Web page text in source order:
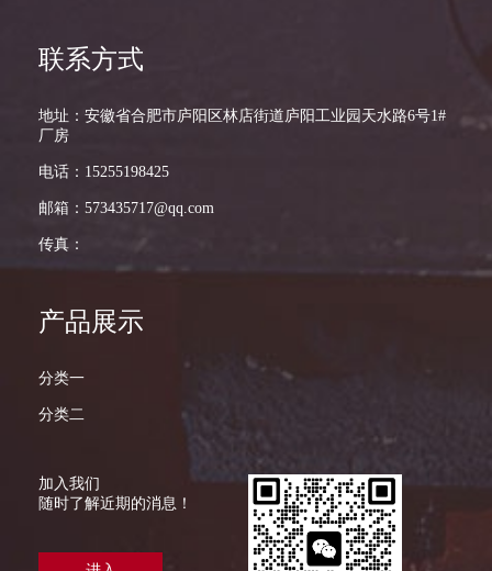
联系方式
地址：安徽省合肥市庐阳区林店街道庐阳工业园天水路6号1#
厂房
电话：15255198425
邮箱：573435717@qq.com
传真：
产品展示
分类一
分类二
加入我们
随时了解近期的消息！